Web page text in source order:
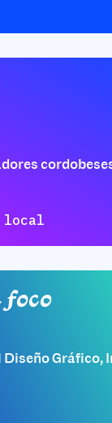
local
foco
Diseño Gráfico,